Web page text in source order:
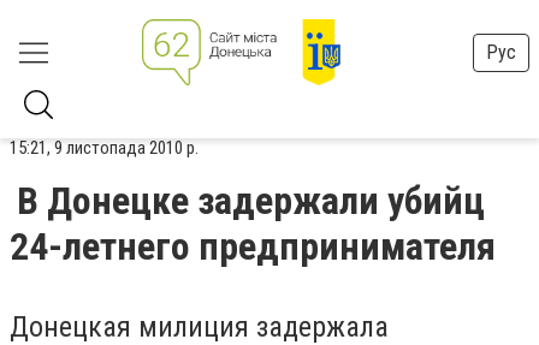
Рус
15:21, 9 листопада 2010 р.
В Донецке задержали убийц
24-летнего предпринимателя
Донецкая милиция задержала